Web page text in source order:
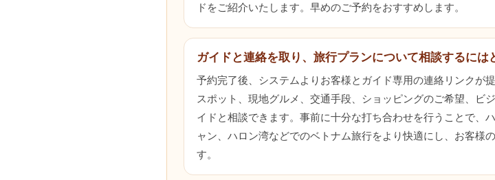
ドをご紹介いたします。早めのご予約をおすすめします。
ガイドと連絡を取り、旅行プランについて相談するには
予約完了後、システムよりお客様とガイド専用の連絡リンクが
スポット、現地グルメ、交通手段、ショッピングのご希望、ビ
イドと相談できます。事前に十分な打ち合わせを行うことで、
ャン、ハロン湾などでのベトナム旅行をより快適にし、お客様
す。